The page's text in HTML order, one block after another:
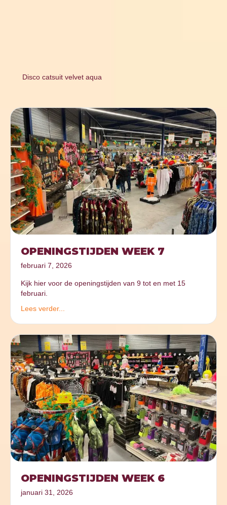
Disco catsuit velvet aqua
OPENINGSTIJDEN WEEK 7
februari 7, 2026
Kijk hier voor de openingstijden van 9 tot en met 15
februari.
Lees verder...
OPENINGSTIJDEN WEEK 6
januari 31, 2026